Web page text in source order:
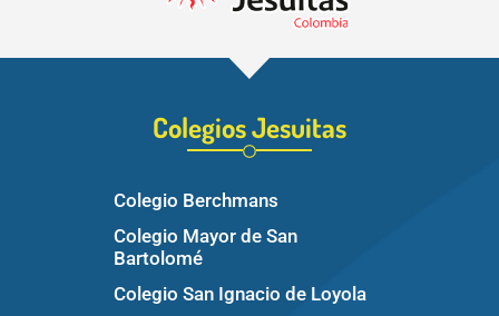
Colegios Jesuitas
Colegio Berchmans
Colegio Mayor de San
Bartolomé
Colegio San Ignacio de Loyola